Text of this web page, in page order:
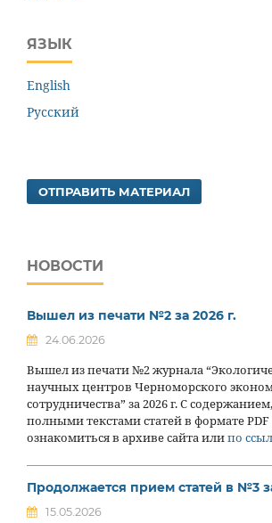
ЯЗЫК
English
Русский
ОТПРАВИТЬ МАТЕРИАЛ
НОВОСТИ
Вышел из печати №2 за 2026 г.
24.06.2026
Вышел из печати №2 журнала
научных центров Черноморского
сотрудничества” за 2026 г. С
полными текстами статей в формате
ознакомиться в архиве сайта илипо
Продолжается прием статей в №3
15.05.2026